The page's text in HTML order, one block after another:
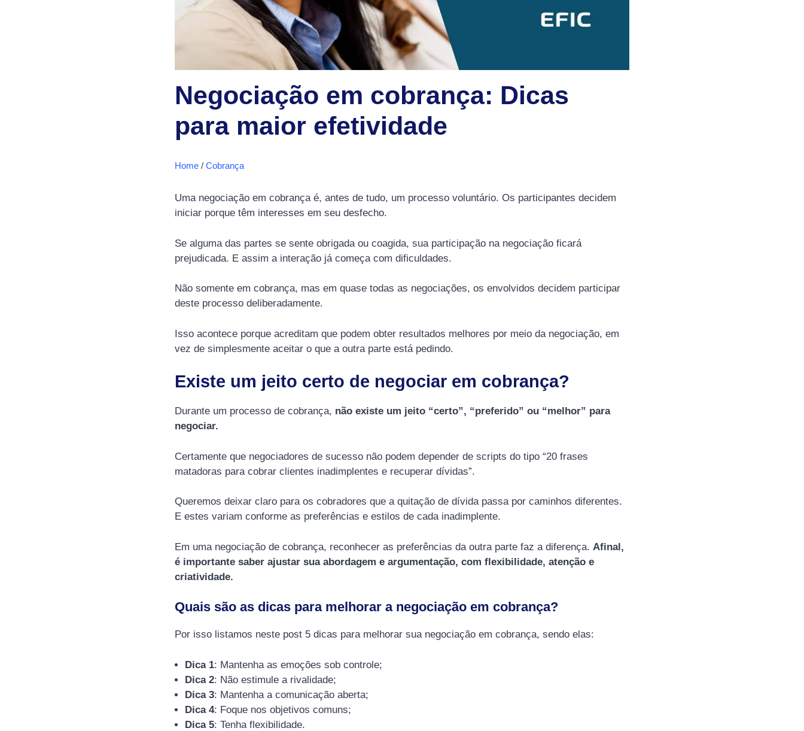
Negociação em cobrança: Dicas
para maior efetividade
Home / Cobrança
Uma negociação em cobrança é, antes de tudo, um processo voluntário. Os participantes decidem
iniciar porque têm interesses em seu desfecho.
Se alguma das partes se sente obrigada ou coagida, sua participação na negociação ficará
prejudicada. E assim a interação já começa com dificuldades.
Não somente em cobrança, mas em quase todas as negociações, os envolvidos decidem participar
deste processo deliberadamente.
Isso acontece porque acreditam que podem obter resultados melhores por meio da negociação, em
vez de simplesmente aceitar o que a outra parte está pedindo.
Existe um jeito certo de negociar em cobrança?
Durante um processo de cobrança, não existe um jeito “certo”, “preferido” ou “melhor” para
negociar.
Certamente que negociadores de sucesso não podem depender de scripts do tipo “20 frases
matadoras para cobrar clientes inadimplentes e recuperar dívidas”.
Queremos deixar claro para os cobradores que a quitação de dívida passa por caminhos diferentes.
E estes variam conforme as preferências e estilos de cada inadimplente.
Em uma negociação de cobrança, reconhecer as preferências da outra parte faz a diferença. Afinal,
é importante saber ajustar sua abordagem e argumentação, com flexibilidade, atenção e
criatividade.
Quais são as dicas para melhorar a negociação em cobrança?
Por isso listamos neste post 5 dicas para melhorar sua negociação em cobrança, sendo elas:
Dica 1: Mantenha as emoções sob controle;
Dica 2: Não estimule a rivalidade;
Dica 3: Mantenha a comunicação aberta;
Dica 4: Foque nos objetivos comuns;
Dica 5: Tenha flexibilidade.